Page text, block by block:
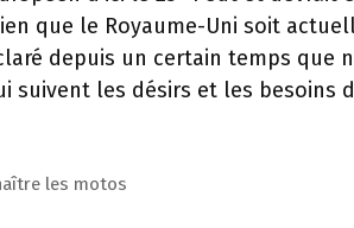
que le Royaume-Uni soit
depuis un certain temps que
suivent les désirs et les besoins
les motos